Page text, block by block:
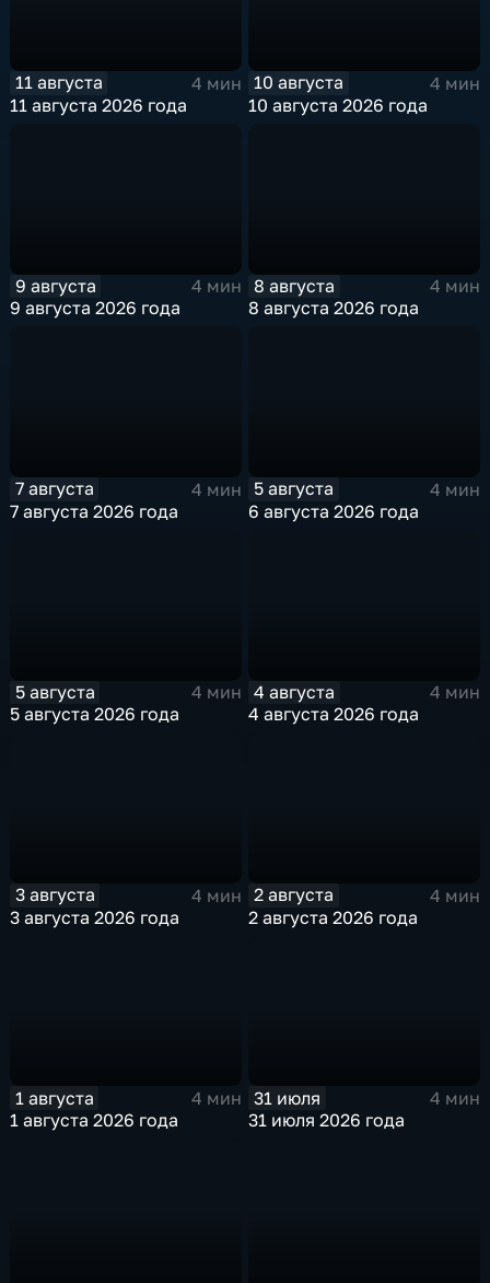
11 августа
4 мин
11 августа 2026 года
10 августа
4 мин
10 августа 2026 года
9 августа
4 мин
9 августа 2026 года
8 августа
4 мин
8 августа 2026 года
7 августа
4 мин
7 августа 2026 года
5 августа
4 мин
6 августа 2026 года
5 августа
4 мин
5 августа 2026 года
4 августа
4 мин
4 августа 2026 года
3 августа
4 мин
3 августа 2026 года
2 августа
4 мин
2 августа 2026 года
1 августа
4 мин
1 августа 2026 года
31 июля
4 мин
31 июля 2026 года